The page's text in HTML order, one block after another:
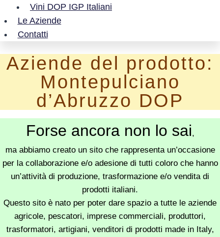
Vini DOP IGP Italiani
Le Aziende
Contatti
Aziende del prodotto:
Montepulciano
d’Abruzzo DOP
Forse ancora non lo sai,
ma abbiamo creato un sito che rappresenta un’occasione
per la collaborazione e/o adesione di tutti coloro che hanno
un’attività di produzione, trasformazione e/o vendita di
prodotti italiani.
Questo sito è nato per poter dare spazio a tutte le aziende
agricole, pescatori, imprese commerciali, produttori,
trasformatori, artigiani, venditori di prodotti made in Italy,